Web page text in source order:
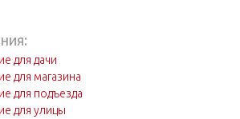
для дачи
для магазина
для подъезда
для улицы